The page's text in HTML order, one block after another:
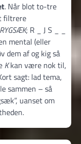
. Når blot to-tre
filtrere
RYGSÆK; R _ J S _ _
mental (eller
dem af og kig så
Kkan være nok til,
sagt: lad tema,
sammen – så
uanset om